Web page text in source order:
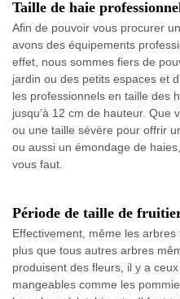
Taille de haie
Afin de pouvoir vous procurer
avons des équipements
effet, nous sommes fiers de
jardin ou des petits espaces et
les professionnels en taille des
jusqu’à 12 cm de hauteur. Que
ou une taille sévère pour offrir
ou aussi un émondage de
vous faut.
Période de taille de
Effectivement, même les
plus que tous autres arbres
produisent des fleurs, il y a
mangeables comme les